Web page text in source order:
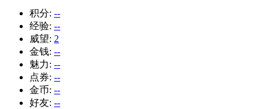
积分: --
经验: --
威望: 2
金钱: --
魅力: --
点券: --
金币: --
好友: --